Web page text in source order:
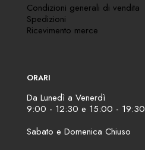
Condizioni generali di vendita
Spedizioni
Ricevimento merce
ORARI
Da Lunedì a Venerdì
9:00 - 12:30 e 15:00 - 19:30
Sabato e Domenica Chiuso